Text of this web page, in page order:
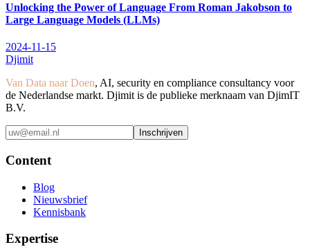
Unlocking the Power of Language From Roman Jakobson to
Large Language Models (LLMs)
2024-11-15
Djimit
Van Data naar Doen, AI, security en compliance consultancy voor
de Nederlandse markt. Djimit is de publieke merknaam van DjimIT
B.V.
Inschrijven
Content
Blog
Nieuwsbrief
Kennisbank
Expertise